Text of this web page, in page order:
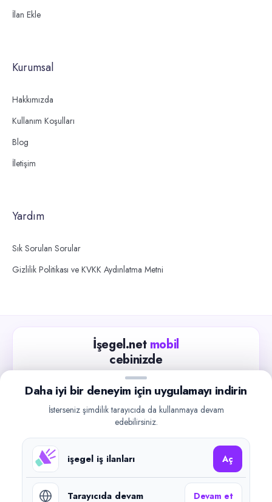
İlan Ekle
Kurumsal
Hakkımızda
Kullanım Koşulları
Blog
İletişim
Yardım
Sık Sorulan Sorular
Gizlilik Politikası ve KVKK Aydınlatma Metni
İşegel.net mobil
cebinizde
Güncel iş ilanlarını takip edin, işverenlerle hızlıca
iletişime geçin.
Google Play
©2026işegel.net. Tüm hakları saklıdır.
Daha iyi bir deneyim için uygulamayı indirin
İsterseniz şimdilik tarayıcıda da kullanmaya devam
edebilirsiniz.
işegel iş ilanları Aç
Tarayıcıda devam Devam et